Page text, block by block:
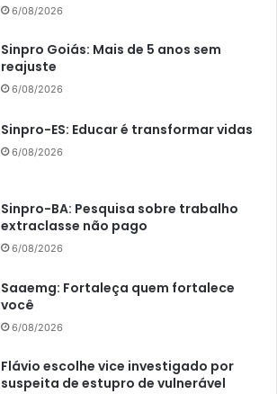
6/08/2026
Sinpro Goiás: Mais de 5 anos sem
reajuste
6/08/2026
Sinpro-ES: Educar é transformar vidas
6/08/2026
Sinpro-BA: Pesquisa sobre trabalho
extraclasse não pago
6/08/2026
Saaemg: Fortaleça quem fortalece
você
6/08/2026
Flávio escolhe vice investigado por
suspeita de estupro de vulnerável